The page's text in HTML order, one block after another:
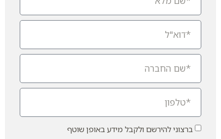
ברצוני להירשם ולקבל מידע באופן שוטף